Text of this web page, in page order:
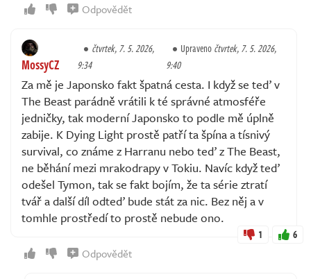
Odpovědět
MossyCZ
čtvrtek, 7. 5. 2026,
9:34
Upravenočtvrtek, 7. 5. 2026,
9:40
Za mě je Japonsko fakt špatná cesta. I když se teď v
The Beast parádně vrátili k té správné atmosféře
jedničky, tak moderní Japonsko to podle mě úplně
zabije. K Dying Light prostě patří ta špína a tísnivý
survival, co známe z Harranu nebo teď z The Beast,
ne běhání mezi mrakodrapy v Tokiu. Navíc když teď
odešel Tymon, tak se fakt bojím, že ta série ztratí
tvář a další díl odteď bude stát za nic. Bez něj a v
tomhle prostředí to prostě nebude ono.
1 6
Odpovědět